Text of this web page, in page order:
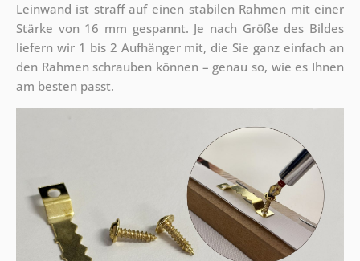
Leinwand ist straff auf einen stabilen Rahmen mit einer
Stärke von 16 mm gespannt. Je nach Größe des Bildes
liefern wir 1 bis 2 Aufhänger mit, die Sie ganz einfach an
den Rahmen schrauben können – genau so, wie es Ihnen
am besten passt.